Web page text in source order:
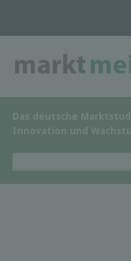
Das deutsche
Innovation und